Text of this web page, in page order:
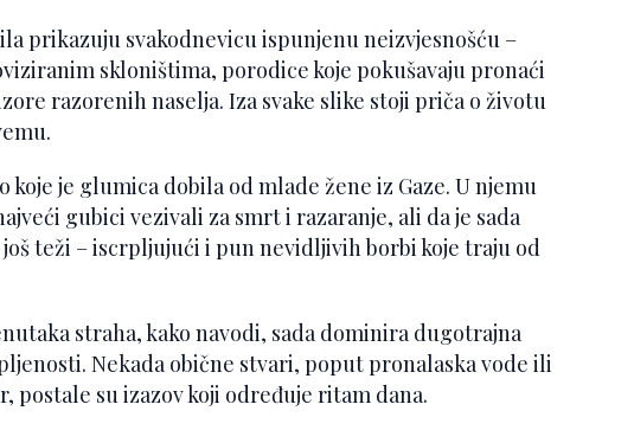
prikazuju svakodnevicu ispunjenu neizvjesnošću –
skloništima, porodice koje pokušavaju pronaći
razorenih naselja. Iza svake slike stoji priča o životu
koje je glumica dobila od mlade žene iz Gaze. U njemu
gubici vezivali za smrt i razaranje, ali da je sada
teži – iscrpljujući i pun nevidljivih borbi koje traju od
straha, kako navodi, sada dominira dugotrajna
Nekada obične stvari, poput pronalaska vode ili
postale su izazov koji određuje ritam dana.